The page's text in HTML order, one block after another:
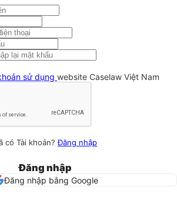
sử dụng website Caselaw Việt Nam
có Tài khoản?Đăng nhập
Đăng nhập
Đăng nhập bằng Google